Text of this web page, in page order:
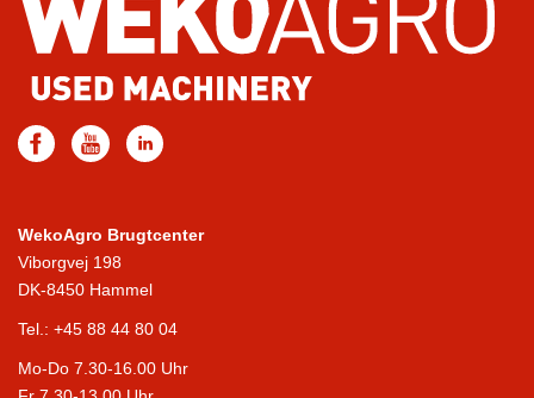
WekoAgro Brugtcenter
Viborgvej 198
DK-8450 Hammel
Tel.: +45 88 44 80 04
Mo-Do 7.30-16.00 Uhr